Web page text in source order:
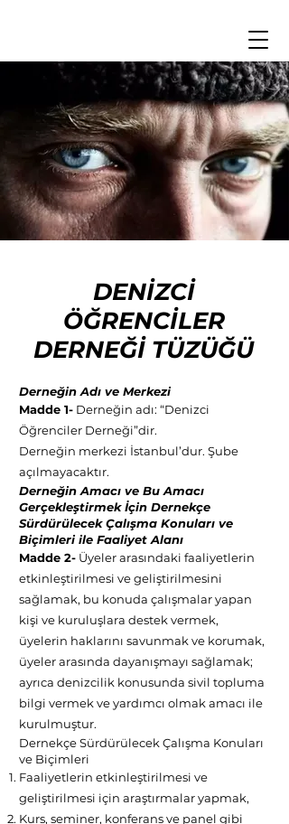
DENİZCİ
ÖĞRENCİLER
DERNEĞİ TÜZÜĞÜ
Derneğin Adı ve Merkezi
Madde 1- Derneğin adı: “Denizci
Öğrenciler Derneği”dir.
Derneğin merkezi İstanbul’dur. Şube
açılmayacaktır.
Derneğin Amacı ve Bu Amacı
Gerçekleştirmek İçin Dernekçe
Sürdürülecek Çalışma Konuları ve
Biçimleri ile Faaliyet Alanı
Madde 2- Üyeler arasındaki faaliyetlerin
etkinleştirilmesi ve geliştirilmesini
sağlamak, bu konuda çalışmalar yapan
kişi ve kuruluşlara destek vermek,
üyelerin haklarını savunmak ve korumak,
üyeler arasında dayanışmayı sağlamak;
ayrıca denizcilik konusunda sivil topluma
bilgi vermek ve yardımcı olmak amacı ile
kurulmuştur.
Dernekçe Sürdürülecek Çalışma Konuları
ve Biçimleri
Faaliyetlerin etkinleştirilmesi ve
geliştirilmesi için araştırmalar yapmak,
Kurs, seminer, konferans ve panel gibi